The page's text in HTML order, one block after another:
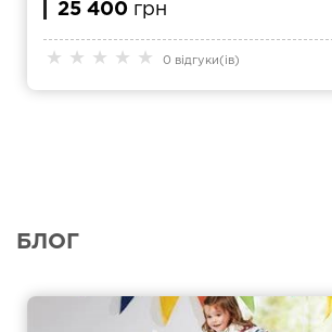
★ ★ ★ ★ ★ 0 відгуки(ів)
25 400 грн
БЛОГ